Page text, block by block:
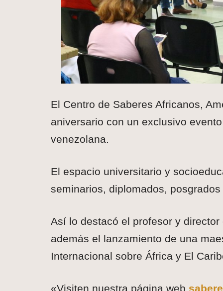
El Centro de Saberes Africanos,
aniversario con un exclusivo
venezolana.
El espacio universitario y
seminarios, diplomados,
Así lo destacó el profesor y
además el lanzamiento de una
Internacional sobre África y El
«Visiten nuestra página web